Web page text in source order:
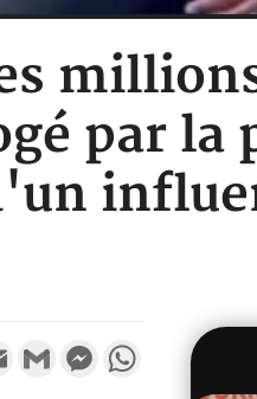
par la
Email Gmail MessengerWhatsApp